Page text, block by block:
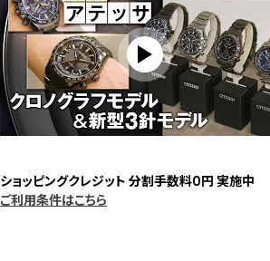
ショッピングクレジット 分割手数料0円 実施中
ご利用条件はこちら